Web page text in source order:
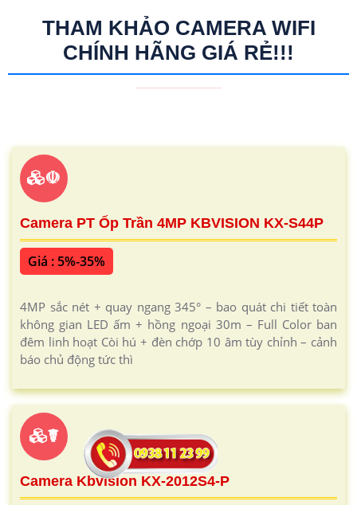
THAM KHẢO CAMERA WIFI
CHÍNH HÃNG GIÁ RẺ!!!
☫
Camera PT Ốp Trần 4MP KBVISION KX-S44P
Giá : 5%-35%
4MP sắc nét + quay ngang 345° – bao quát chi tiết toàn
không gian LED ấm + hồng ngoại 30m – Full Color ban
đêm linh hoạt Còi hú + đèn chớp 10 âm tùy chỉnh – cảnh
báo chủ động tức thì
☤
Camera Kbvision KX-2012S4-P